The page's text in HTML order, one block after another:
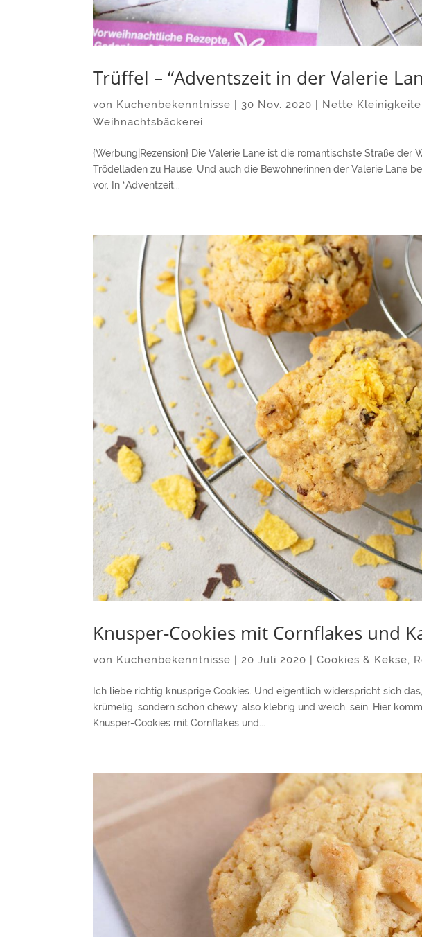
Trüffel – “Adventszeit in der Valerie
von Kuchenbekenntnisse 30 Nov. 2020 Nette
Weihnachtsbäckerei
{Werbung|Rezension} Die Valerie Lane ist die romantischste Straße der
Trödelladen zu Hause. Und auch die Bewohnerinnen der Valerie Lane
vor. In “Adventzeit...
Knusper-Cookies mit Cornflakes und
von Kuchenbekenntnisse |20 Juli 2020 |Cookies & Kekse,
Ich liebe richtig knusprige Cookies. Und eigentlich widerspricht sich
krümelig, sondern schön chewy, also klebrig und weich, sein. Hier
Knusper-Cookies mit Cornflakes und...